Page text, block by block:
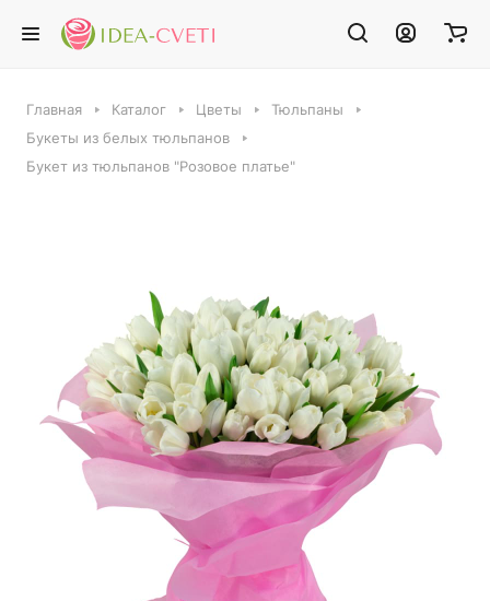
Главная Каталог Цветы
Тюльпаны
Букеты из белых тюльпанов
Букет из тюльпанов "Розовое платье"